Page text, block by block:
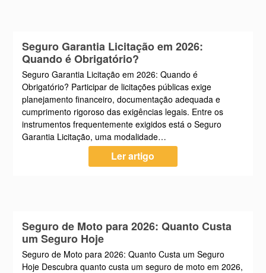
Seguro Garantia Licitação em 2026:
Quando é Obrigatório?
Seguro Garantia Licitação em 2026: Quando é
Obrigatório? Participar de licitações públicas exige
planejamento financeiro, documentação adequada e
cumprimento rigoroso das exigências legais. Entre os
instrumentos frequentemente exigidos está o Seguro
Garantia Licitação, uma modalidade…
Ler artigo
Seguro de Moto para 2026: Quanto Custa
um Seguro Hoje
Seguro de Moto para 2026: Quanto Custa um Seguro
Hoje Descubra quanto custa um seguro de moto em 2026,